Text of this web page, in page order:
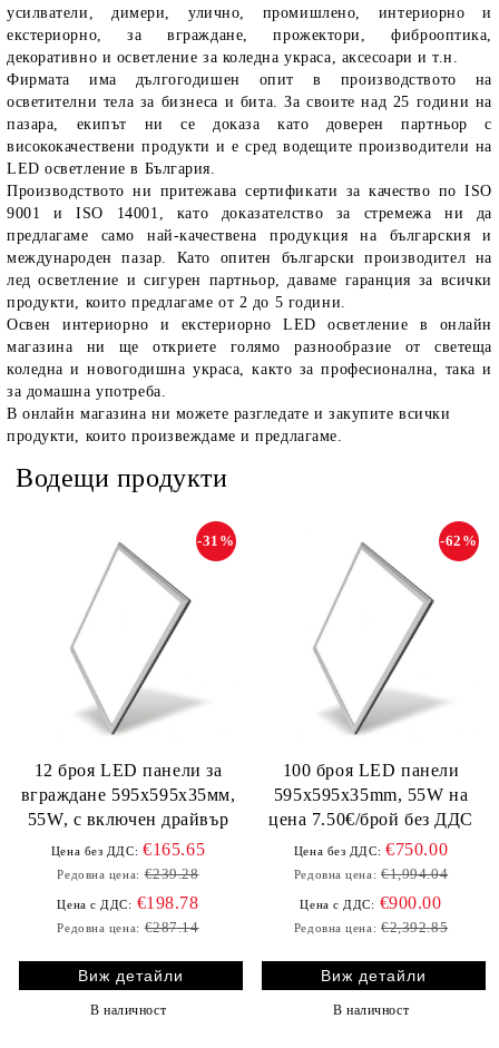
усилватели, димери, улично, промишлено, интериорно и
екстериорно, за вграждане, прожектори, фиброоптика,
декоративно и осветление за коледна украса, аксесоари и т.н.
Фирмата има дългогодишен опит в производството на
осветителни тела за бизнеса и бита. За своите над 25 години на
пазара, екипът ни се доказа като доверен партньор с
висококачествени продукти и е сред водещите производители на
LED осветление в България.
Производството ни притежава сертификати за качество по ISO
9001 и ISO 14001, като доказателство за стремежа ни да
предлагаме само най-качествена продукция на българския и
международен пазар. Като опитен български производител на
лед осветление и сигурен партньор, даваме гаранция за всички
продукти, които предлагаме от 2 до 5 години.
Освен интериорно и екстериорно LED осветление в онлайн
магазина ни ще откриете голямо разнообразие от светеща
коледна и новогодишна украса, както за професионална, така и
за домашна употреба.
В онлайн магазина ни можете разгледате и закупите всички
продукти, които произвеждаме и предлагаме.
Водещи продукти
12 броя LED панели за
вграждане 595х595х35мм,
55W, с включен драйвър
-31%
Цена без ДДС: €165.65
Редовна цена: €239.28
Цена с ДДС: €198.78
Редовна цена: €287.14
Виж детайли
В наличност
100 броя LED панели
595х595х35mm, 55W на
цена 7.50€/брой без ДДС
-62%
Цена без ДДС: €750.00
Редовна цена: €1,994.04
Цена с ДДС: €900.00
Редовна цена: €2,392.85
Виж детайли
В наличност